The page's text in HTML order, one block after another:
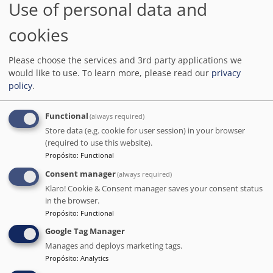
Detectores de humo
Cámaras de seguridad en las
zonas comunitarias
Alquiler de bicicletas
colada lavadas según
indicaciones de las autoridades
locales
después de cada estancia
Distanciamiento físico en zonas
de comedor
el alojamiento de los clientes
El personal sigue todos los
protocolos de seguridad
indicados por las autoridades
locales
Hay procedimientos para
comprobar la salud de los
clientes
Se puede pagar sin efectivo
Se siguen las normas de
distanciamiento físico
Proporciona factura
Los clientes pueden anular el
servicio de limpieza de su
alojamiento durante la estancia
La comida que se entrega se
Use of personal data and
cookies
Please choose the services and 3rd party applications we
would like to use. To learn more, please read our privacy
policy.
Functional (always required)
Store data (e.g. cookie for user session) in your browser
(required to use this website).
Propósito: Functional
Consent manager(always required)
Klaro! Cookie & Consent manager saves your consent status
in the browser.
Propósito: Functional
Google Tag Manager
Manages and deploys marketing tags.
Propósito: Analytics